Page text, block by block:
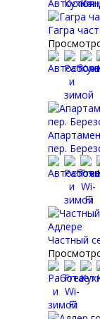
Гагра
пер.
Частный